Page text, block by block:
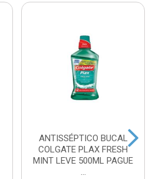
ANTISSÉPTICO BUCAL
COLGATE PLAX FRESH
MINT LEVE 500ML PAGUE
...